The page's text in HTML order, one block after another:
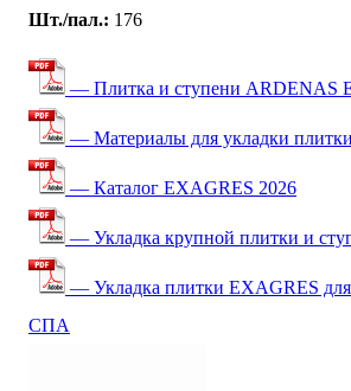
Шт./пал.: 176
— Плитка и ступени ARDENAS
— Материалы для укладки
— Каталог EXAGRES 2026
— Укладка крупной плитки и
— Укладка плитки EXAGRES
СПА